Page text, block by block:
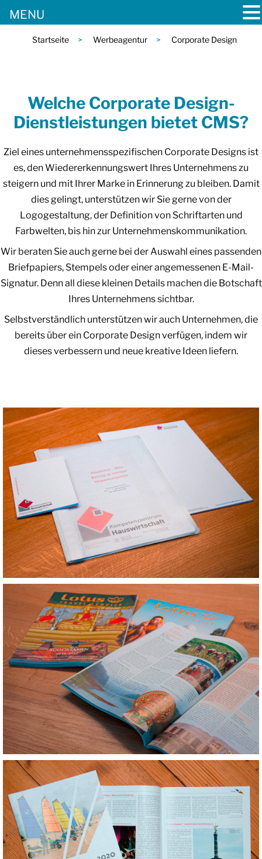
Startseite > Werbeagentur > Corporate Design
Welche Corporate Design-
Dienstleistungen bietet CMS?
Ziel eines unternehmensspezifischen Corporate Designs ist
es, den Wiedererkennungswert Ihres Unternehmens zu
steigern und mit Ihrer Marke in Erinnerung zu bleiben. Damit
dies gelingt, unterstützen wir Sie gerne von der
Logogestaltung, der Definition von Schriftarten und
Farbwelten, bis hin zur Unternehmenskommunikation.
Wir beraten Sie auch gerne bei der Auswahl eines passenden
Briefpapiers, Stempels oder einer angemessenen E-Mail-
Signatur. Denn all diese kleinen Details machen die Botschaft
Ihres Unternehmens sichtbar.
Selbstverständlich unterstützen wir auch Unternehmen, die
bereits über ein Corporate Design verfügen, indem wir
dieses verbessern und neue kreative Ideen liefern.
MENU